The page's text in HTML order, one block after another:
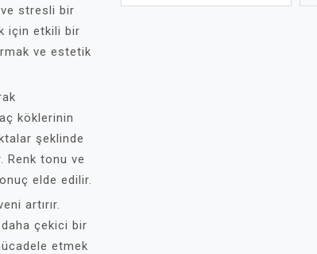
ve stresli bir
için etkili bir
ve estetik
köklerinin
şeklinde
Renk tonu ve
elde edilir.
artırır.
daha çekici bir
etmek